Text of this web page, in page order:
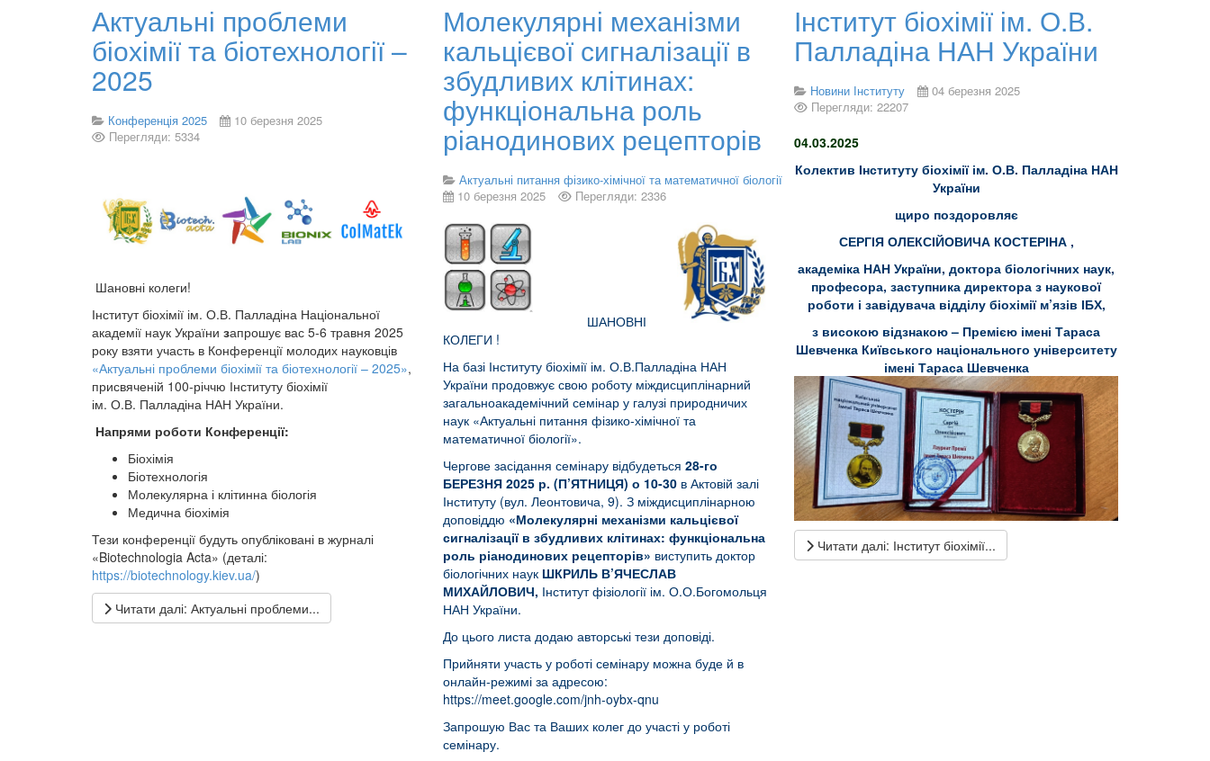
Актуальні проблеми
біохімії та біотехнології –
2025
Конференція 2025
10 березня 2025
Перегляди: 5334
Шановні колеги!
Інститут біохімії ім. О.В. Палладіна Національної
академії наук України запрошує вас 5-6 травня 2025
року взяти участь в Конференції молодих науковців
«Актуальні проблеми біохімії та біотехнології – 2025»,
присвяченій 100-річчю Інституту біохімії
ім. О.В. Палладіна НАН України.
Напрями роботи Конференції:
Біохімія
Біотехнологія
Молекулярна і клітинна біологія
Медична біохімія
Тези конференції будуть опубліковані в журналі
«Biotechnologia Acta» (деталі:
https://biotechnology.kiev.ua/)
Читати далі: Актуальні проблеми...
Молекулярні механізми
кальцієвої сигналізації в
збудливих клітинах:
функціональна роль
ріанодинових рецепторів
Актуальні питання фізико-хімічної та математичної біології
10 березня 2025
Перегляди: 2336
ШАНОВНІ
КОЛЕГИ !
На базі Інституту біохімії ім. О.В.Палладіна НАН
України продовжує свою роботу міждисциплінарний
загальноакадемічний семінар у галузі природничих
наук «Актуальні питання фізико-хімічної та
математичної біології».
Чергове засідання семінару відбудеться 28-го
БЕРЕЗНЯ 2025 р. (П’ЯТНИЦЯ) о 10-30 в Актовій залі
Інституту (вул. Леонтовича, 9). З міждисциплінарною
доповіддю «Молекулярні механізми кальцієвої
сигналізації в збудливих клітинах: функціональна
роль ріанодинових рецепторів» виступить доктор
біологічних наук ШКРИЛЬ В’ЯЧЕСЛАВ
МИХАЙЛОВИЧ, Інститут фізіології ім. О.О.Богомольця
НАН України.
До цього листа додаю авторські тези доповіді.
Прийняти участь у роботі семінару можна буде й в
онлайн-режимі за адресою:
https://meet.google.com/jnh-oybx-qnu
Запрошую Вас та Ваших колег до участі у роботі
семінару.
Інститут біохімії ім. О.В.
Палладіна НАН України
Новини Інституту
04 березня 2025
Перегляди: 22207
04.03.2025
Колектив Інституту біохімії ім. О.В. Палладіна НАН
України
щиро поздоровляє
СЕРГІЯ ОЛЕКСІЙОВИЧА КОСТЕРІНА,
академіка НАН України, доктора біологічних наук,
професора, заступника директора з наукової
роботи і завідувача відділу біохіміїм’язів ІБХ,
з високою відзнакою – Премією імені Тараса
Шевченка Київського національного університету
імені Тараса Шевченка
Читати далі: Інститут біохімії...